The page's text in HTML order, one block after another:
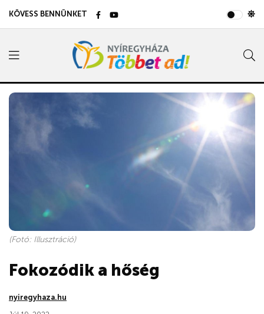
KÖVESS BENNÜNKET
(Fotó: Illusztráció)
Fokozódik a hőség
nyiregyhaza.hu